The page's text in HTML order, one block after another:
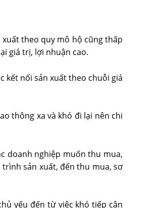
theo quy mô hộ cũng thấp
giá trị, lợi nhuận cao.
kết nối sản xuất theo chuỗi giá
thông xa và khó đi lại nên chi
doanh nghiệp muốn thu mua,
sản xuất, đến thu mua, sơ
yếu đến từ việc khó tiếp cận